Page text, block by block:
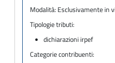
Modalità: Esclusivamente in
Tipologie tributi:
dichiarazioni irpef
Categorie contribuenti: